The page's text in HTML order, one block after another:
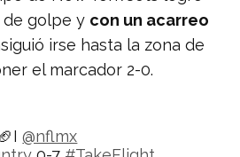
de golpe y con un acarreo
irse hasta la zona de
el marcador 2-0.
🏈I@nflmx